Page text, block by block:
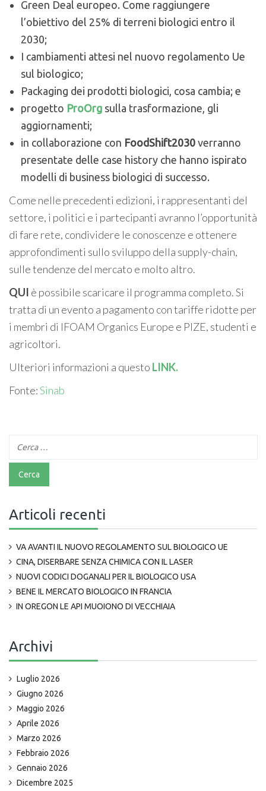
Green Deal europeo. Come raggiungere
l’obiettivo del 25% di terreni biologici entro il
2030;
I cambiamenti attesi nel nuovo regolamento Ue
sul biologico;
Packaging dei prodotti biologici, cosa cambia; e
progetto ProOrg sulla trasformazione, gli
aggiornamenti;
in collaborazione con FoodShift2030 verranno
presentate delle case history che hanno ispirato
modelli di business biologici di successo.
Come nelle precedenti edizioni, i rappresentanti del
settore, i politici e i partecipanti avranno l’opportunità
di fare rete, condividere le conoscenze e ottenere
approfondimenti sullo sviluppo della supply-chain,
sulle tendenze del mercato e molto altro.
QUI è possibile scaricare il programma completo. Si
tratta di un evento a pagamento con tariffe ridotte per
i membri di IFOAM Organics Europe e PIZE, studenti e
agricoltori.
Ulteriori informazioni a questo LINK.
Fonte:Sinab
Articoli recenti
VA AVANTI IL NUOVO REGOLAMENTO SUL BIOLOGICO UE
CINA, DISERBARE SENZA CHIMICA CON IL LASER
NUOVI CODICI DOGANALI PER IL BIOLOGICO USA
BENE IL MERCATO BIOLOGICO IN FRANCIA
IN OREGON LE API MUOIONO DI VECCHIAIA
Archivi
Luglio 2026
Giugno 2026
Maggio 2026
Aprile 2026
Marzo 2026
Febbraio 2026
Gennaio 2026
Dicembre 2025